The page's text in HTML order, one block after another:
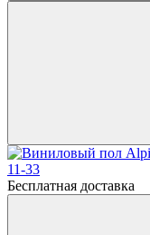
Бесплатная доставка